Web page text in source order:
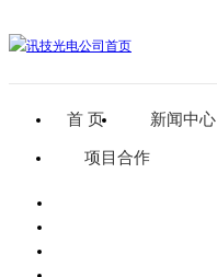
首 页 新闻中心
项目合作